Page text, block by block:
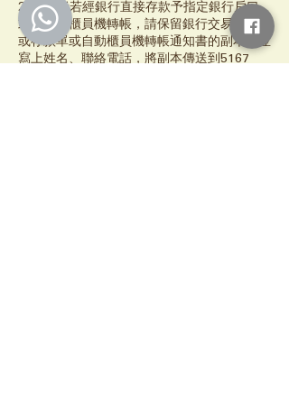
2. 報名者若經銀行直接存款予指定銀行戶口
或經自動櫃員機轉帳，請保留銀行交易通知書
或存款單或自動櫃員機轉帳通知書的副本，並
寫上姓名、聯絡電話，將副本傳送到5167